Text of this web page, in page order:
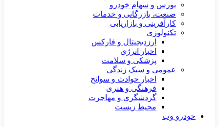
بورس و سهام خودرو
صنعت، بازرگانی و خدمات
کارآفرینی و بازاریابی
تکنولوژی
ارزدیجیتال و فارکس
اخبار انرژی
پزشکی و سلامت
عمومی و سبک زندگی
اخبار حوادث و سوانح
فرهنگی و هنری
گردشگری و مهاجرت
محیط زیست
خودرو وب